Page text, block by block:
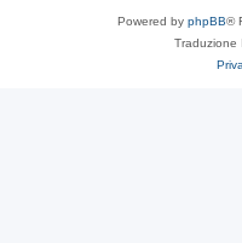
Powered by phpBB®
Traduzione